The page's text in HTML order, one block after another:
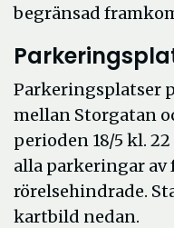
begränsad
Parkeringsplatser
mellan Storgatan
perioden 18/5 kl.
alla parkeringar
rörelsehindrade.
kartbild nedan.